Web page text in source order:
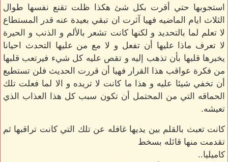
استجوبها حتي أقرت بكل شئ هكذا ظلت تقنع نفسها طوال
الثلاث ايام الماضيه فهيا آثرت ان تبقي بعيدة عنه قدر المستطاع
لا تعلم لما بالتحديد و لكنها كانت تشعر بالألم و الذنب و الحيرة
لا تعرف ماذا عليها أن تفعل و لا مع من عليها التحدث احيانا
يخبرها قلبها بأن تذهب إليه و تقص عليه كل شيء فيرتعب قلبها
من فكرة عواقب هذا القرار فهيا أن قررت الحديث فلن تستطيع
أن تخفي شيئا عليه و هذا ما كانت لا تريده و الا لما فعلت تلك
الحماقه التي من المحتمل أن تكون سبب كل هذا العذاب الذي
تعيشه.
كانت تعبث بالقلم بين يديها غافله عن تلك التي كانت تراقبها ثم
تقدمت منها قائله بسخط
كاميليا..